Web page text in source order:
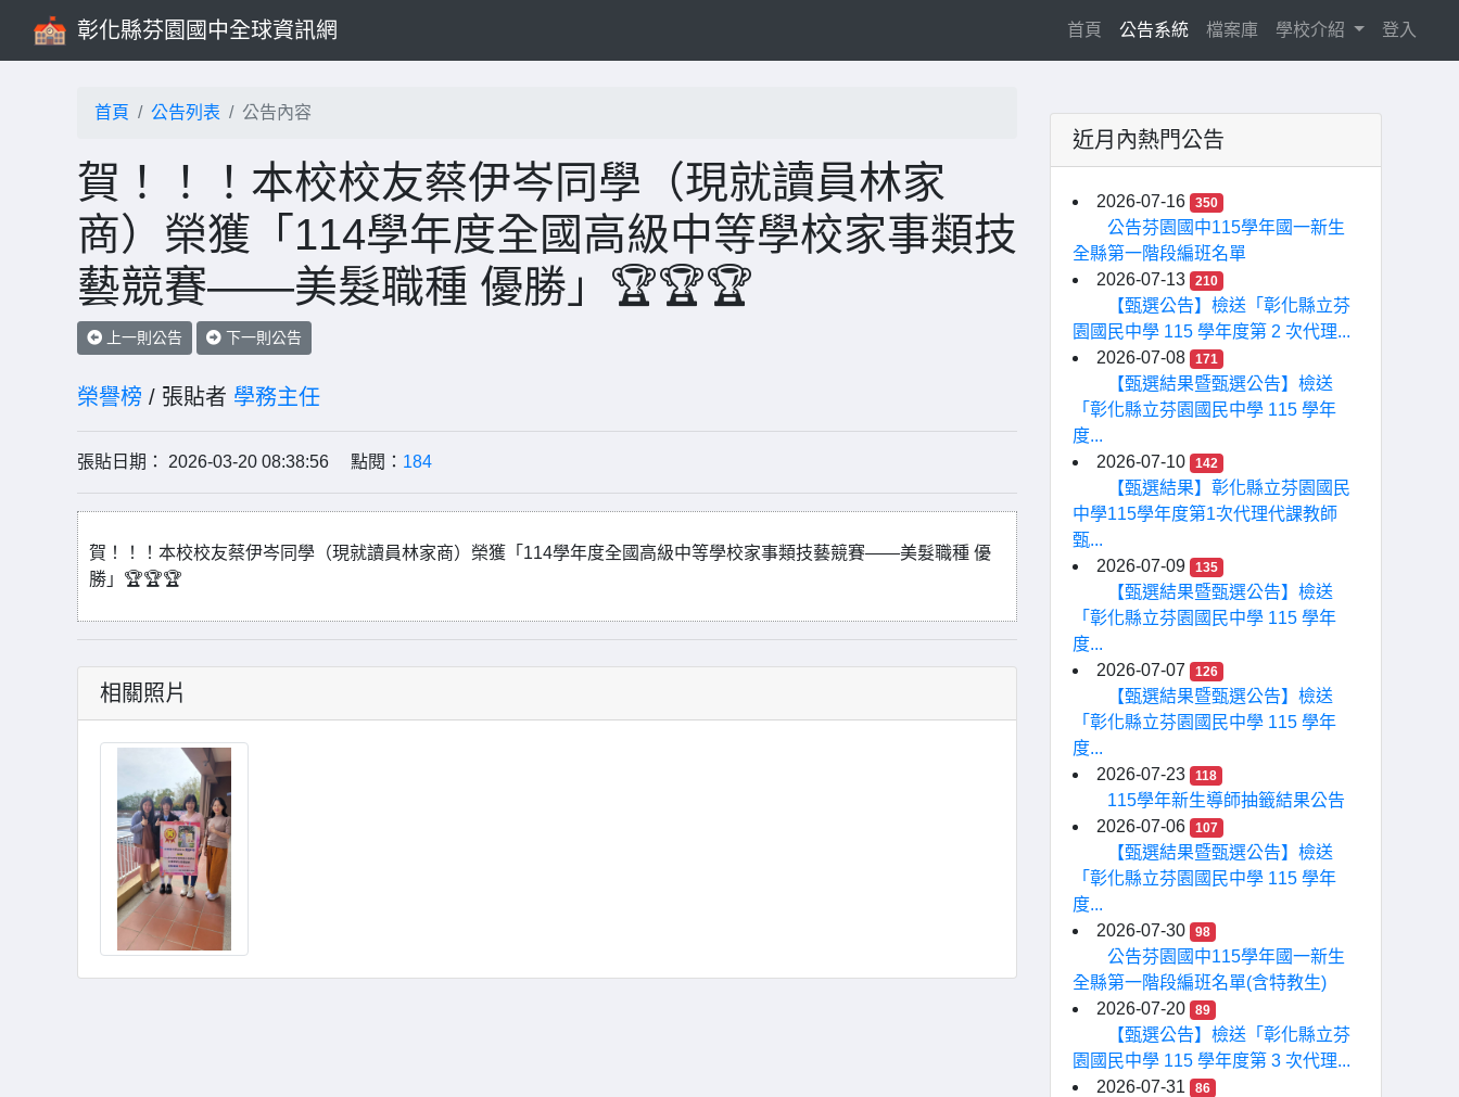
彰化縣芬園國中全球資訊網 首頁 (current)
公告系統 檔案庫 學校介紹 登入
首頁 公告列表 公告內容
賀！！！本校校友蔡伊岑同學（現就讀員林家
商）榮獲「114學年度全國高級中等學校家事類技
藝競賽——美髮職種 優勝」🏆🏆🏆
上一則公告 下一則公告
榮譽榜 / 張貼者 學務主任
張貼日期： 2026-03-20 08:38:56 點閱： 184
賀！！！本校校友蔡伊岑同學（現就讀員林家商）榮獲「114學年度全國高級中等學校家事類技藝競賽——美髮職種 優
勝」🏆🏆🏆
相關照片
近月內熱門公告
2026-07-16 350
公告芬園國中115學年國一新生
全縣第一階段編班名單
2026-07-13
210
【甄選公告】檢送「彰化縣立芬
園國民中學 115 學年度第 2 次代理...
2026-07-08
171
【甄選結果暨甄選公告】檢送
「彰化縣立芬園國民中學 115 學年
度...
2026-07-10
142
【甄選結果】彰化縣立芬園國民
中學115學年度第1次代理代課教師
甄...
2026-07-09
135
【甄選結果暨甄選公告】檢送
「彰化縣立芬園國民中學 115 學年
度...
2026-07-07
126
【甄選結果暨甄選公告】檢送
「彰化縣立芬園國民中學 115 學年
度...
2026-07-23
118
115學年新生導師抽籤結果公告
2026-07-06
107
【甄選結果暨甄選公告】檢送
「彰化縣立芬園國民中學 115 學年
度...
2026-07-30
98
公告芬園國中115學年國一新生
全縣第一階段編班名單(含特教生)
2026-07-20
89
【甄選公告】檢送「彰化縣立芬
園國民中學 115 學年度第 3 次代理...
2026-07-31
86